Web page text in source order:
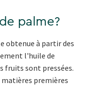
palme?
obtenue à partir des
l'huile de
fruits sont pressées.
matières premières